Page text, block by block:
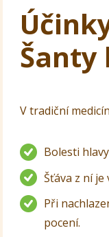
Šanty
V tradiční
Bolesti
Šťáva z ní
Při
pocení.